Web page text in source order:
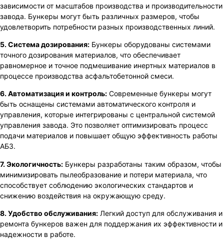
зависимости от масштабов производства и производительности
завода. Бункеры могут быть различных размеров, чтобы
удовлетворить потребности разных производственных линий.
5. Система дозирования: Бункеры оборудованы системами
точного дозирования материалов, что обеспечивает
равномерное и точное подмешивание инертных материалов в
процессе производства асфальтобетонной смеси.
6. Автоматизация и контроль: Современные бункеры могут
быть оснащены системами автоматического контроля и
управления, которые интегрированы с центральной системой
управления завода. Это позволяет оптимизировать процесс
подачи материалов и повышает общую эффективность работы
АБЗ.
7. Экологичность: Бункеры разработаны таким образом, чтобы
минимизировать пылеобразование и потери материала, что
способствует соблюдению экологических стандартов и
снижению воздействия на окружающую среду.
8. Удобство обслуживания: Легкий доступ для обслуживания и
ремонта бункеров важен для поддержания их эффективности и
надежности в работе.